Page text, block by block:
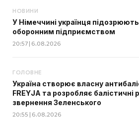
НОВИНИ
У Німеччині українця
оборонним підприємством
20:57 | 6.08.2026
ГОЛОВНЕ
Україна створює власну
FREYJA та розробляє балістичні
звернення Зеленського
20:55 | 6.08.2026